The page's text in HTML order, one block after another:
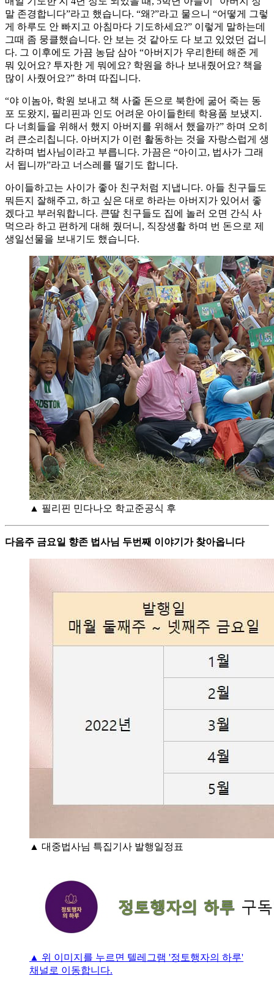
말 존경합니다”라고 했습니다. “왜?”라고 물으니 “어떻게 그렇
게 하루도 안 빠지고 아침마다 기도하세요?” 이렇게 말하는데
그때 좀 뭉클했습니다. 안 보는 것 같아도 다 보고 있었던 겁니
다. 그 이후에도 가끔 농담 삼아 “아버지가 우리한테 해준 게
뭐 있어요? 투자한 게 뭐에요? 학원을 하나 보내줬어요? 책을
많이 사줬어요?” 하며 따집니다.
“야 이놈아, 학원 보내고 책 사줄 돈으로 북한에 굶어 죽는 동
포 도왔지, 필리핀과 인도 어려운 아이들한테 학용품 보냈지.
다 너희들을 위해서 했지 아버지를 위해서 했을까?” 하며 오히
려 큰소리칩니다. 아버지가 이런 활동하는 것을 자랑스럽게 생
각하며 법사님이라고 부릅니다. 가끔은 “아이고, 법사가 그래
서 됩니까”라고 너스레를 떨기도 합니다.
아이들하고는 사이가 좋아 친구처럼 지냅니다. 아들 친구들도
뭐든지 잘해주고, 하고 싶은 대로 하라는 아버지가 있어서 좋
겠다고 부러워합니다. 큰딸 친구들도 집에 놀러 오면 간식 사
먹으라 하고 편하게 대해 줬더니, 직장생활 하며 번 돈으로 제
생일선물을 보내기도 했습니다.
▲ 필리핀 민다나오 학교준공식 후
다음주 금요일 향존 법사님 두번째 이야기가 찾아옵니다
▲ 대중법사님 특집기사 발행일정표
▲ 위 이미지를 누르면 텔레그램 '정토행자의 하루'
채널로 이동합니다.